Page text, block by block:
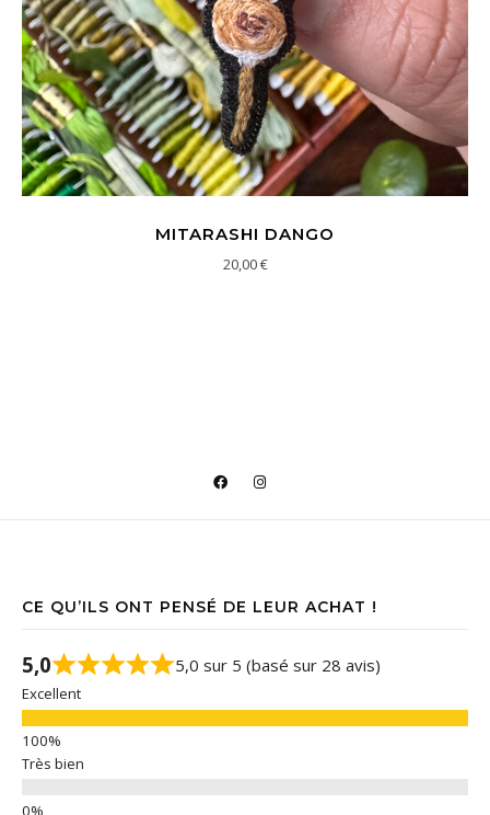
MITARASHI DANGO
20,00€
CE QU’ILS ONT PENSÉ DE LEUR ACHAT !
5,0 5,0 sur 5 (basé sur 28 avis)
Excellent
Très bien